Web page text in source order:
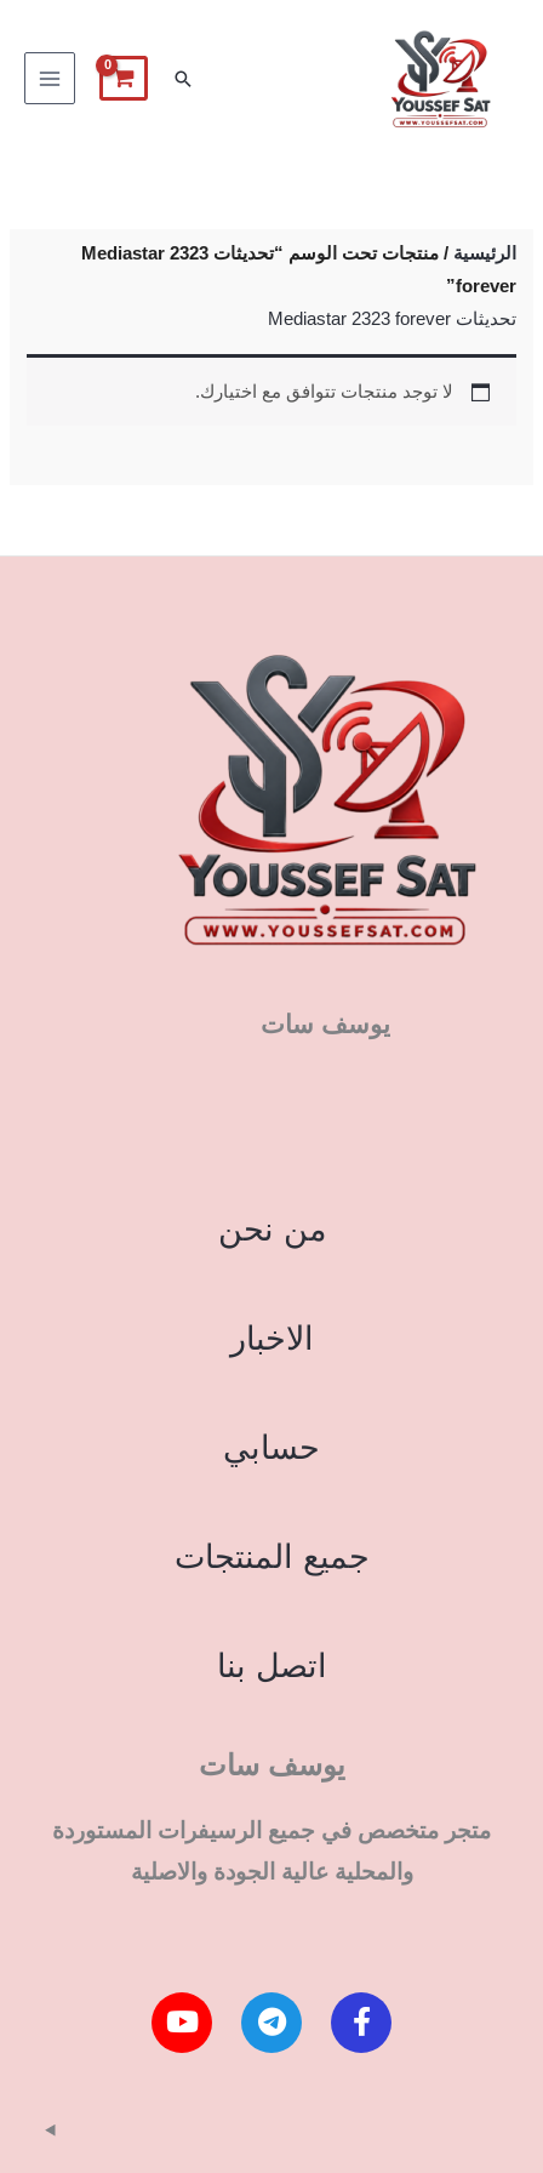
البحث
الرئيسية
/ منتجات تحت الوسم “تحديثات Mediastar 2323
forever”
تحديثات Mediastar 2323 forever
لا توجد منتجات تتوافق مع اختيارك.
يوسف سات
من نحن
الاخبار
حسابي
جميع المنتجات
اتصل بنا
يوسف سات
متجر متخصص في جميع الرسيفرات المستوردة
والمحلية عالية الجودة والاصلية